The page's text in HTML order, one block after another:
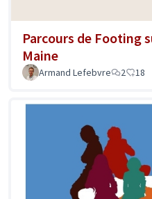
Parcours de Footing
Maine
Armand Lefebvre 2 18